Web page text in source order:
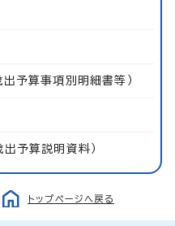
予算事項別明細書等）
予算説明資料）
トップページへ戻る